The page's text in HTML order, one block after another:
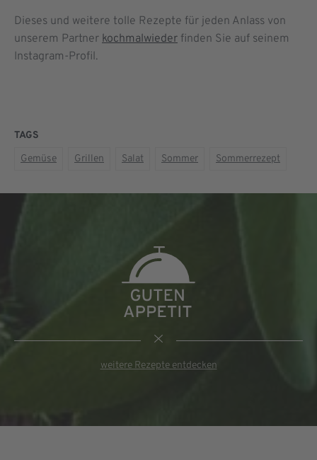
Dieses und weitere tolle Rezepte für jeden Anlass von
unserem Partner kochmalwieder finden Sie auf seinem
Instagram-Profil.
TAGS
Gemüse
Grillen Salat Sommer Sommerrezept
weitere Rezepte entdecken